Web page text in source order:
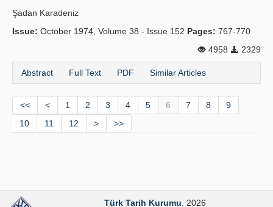
Şadan Karadeniz
Issue: October 1974, Volume 38 - Issue 152 Pages: 767-770
4958
2329
Abstract Full Text PDF Similar Articles
<< < 1 2 3 4 5 6 7 8
9
10
11 12 > >>
Türk Tarih Kurumu . 2026